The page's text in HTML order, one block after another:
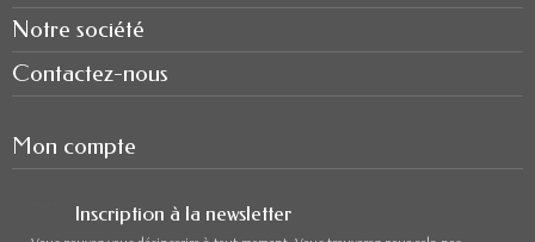
Notre société
Contactez-nous
Mon compte
Inscription à la newsletter